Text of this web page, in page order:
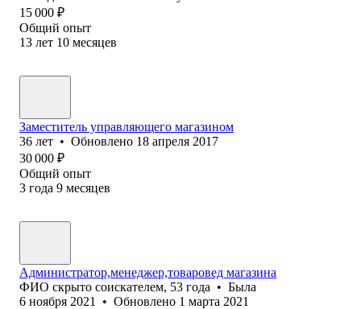
15 000 ₽
Общий опыт
13 лет 10 месяцев
Заместитель управляющего магазином
36 лет • Обновлено 18 апреля 2017
30 000 ₽
Общий опыт
3 года 9 месяцев
Администратор,менеджер,товаровед магазина
ФИО скрыто соискателем, 53 года • Была
6 ноября 2021
• Обновлено 1 марта 2021